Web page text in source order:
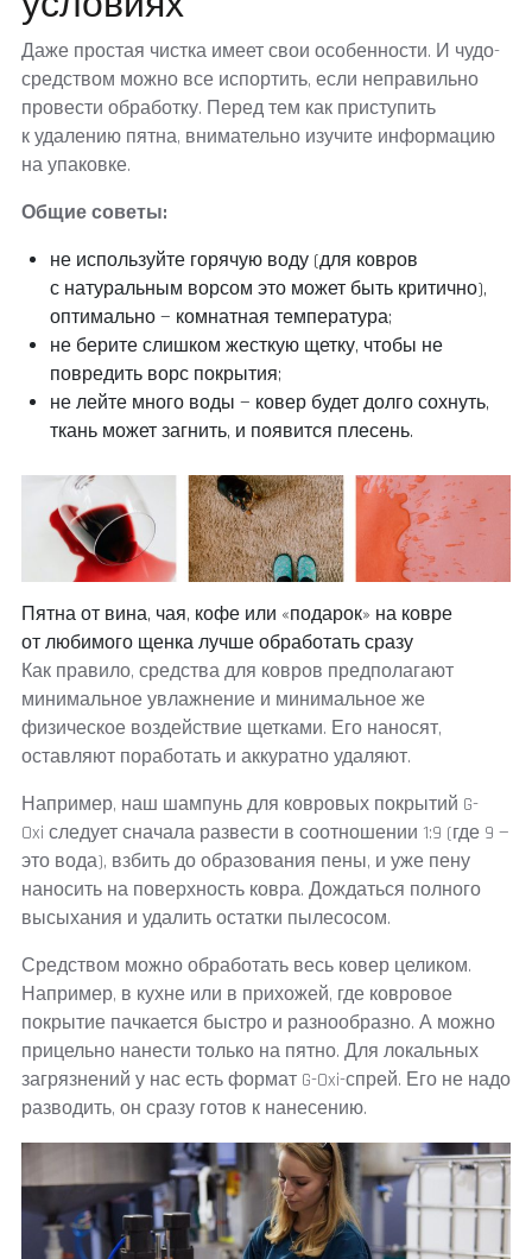
Даже простая чистка имеет свои особенности. И чудо-
средством можно все испортить, если неправильно
провести обработку. Перед тем как приступить
к удалению пятна, внимательно изучите информацию
на упаковке.
Общие советы:
не используйте горячую воду (для ковров
с натуральным ворсом это может быть критично),
оптимально — комнатная температура;
не берите слишком жесткую щетку, чтобы не
повредить ворс покрытия;
не лейте много воды — ковер будет долго сохнуть,
ткань может загнить, и появится плесень.
Пятна от вина, чая, кофе или «подарок» на ковре
от любимого щенка лучше обработать сразу
Как правило, средства для ковров предполагают
минимальное увлажнение и минимальное же
физическое воздействие щетками. Его наносят,
оставляют поработать и аккуратно удаляют.
Например, наш шампунь для ковровых покрытий G-
Oxi следует сначала развести в соотношении 1:9 (где 9 —
это вода), взбить до образования пены, и уже пену
наносить на поверхность ковра. Дождаться полного
высыхания и удалить остатки пылесосом.
Средством можно обработать весь ковер целиком.
Например, в кухне или в прихожей, где ковровое
покрытие пачкается быстро и разнообразно. А можно
прицельно нанести только на пятно. Для локальных
загрязнений у нас есть формат G-Oxi-спрей. Его не надо
разводить, он сразу готов к нанесению.